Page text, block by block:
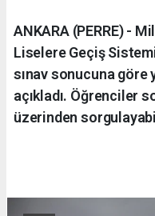
ANKARA (PERRE) -
Liselere Geçiş
sınav sonucuna göre
açıkladı. Öğrenciler
üzerinden